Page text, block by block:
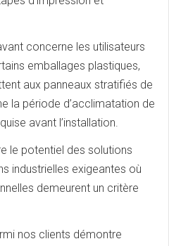
concerne les utilisateurs
emballages plastiques,
aux panneaux stratifiés de
la période d’acclimatation de
avant l’installation.
le potentiel des solutions
industrielles exigeantes où
demeurent un critère
nos clients démontre